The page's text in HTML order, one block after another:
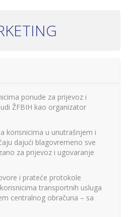
ponude za prijevoz i
ŽFBIH kao organizator
korisnicima u unutrašnjem i
dajući blagovremeno sve
za prijevoz i ugovaranje
i prateće protokole
transportnih usluga
centralnog obračuna – sa